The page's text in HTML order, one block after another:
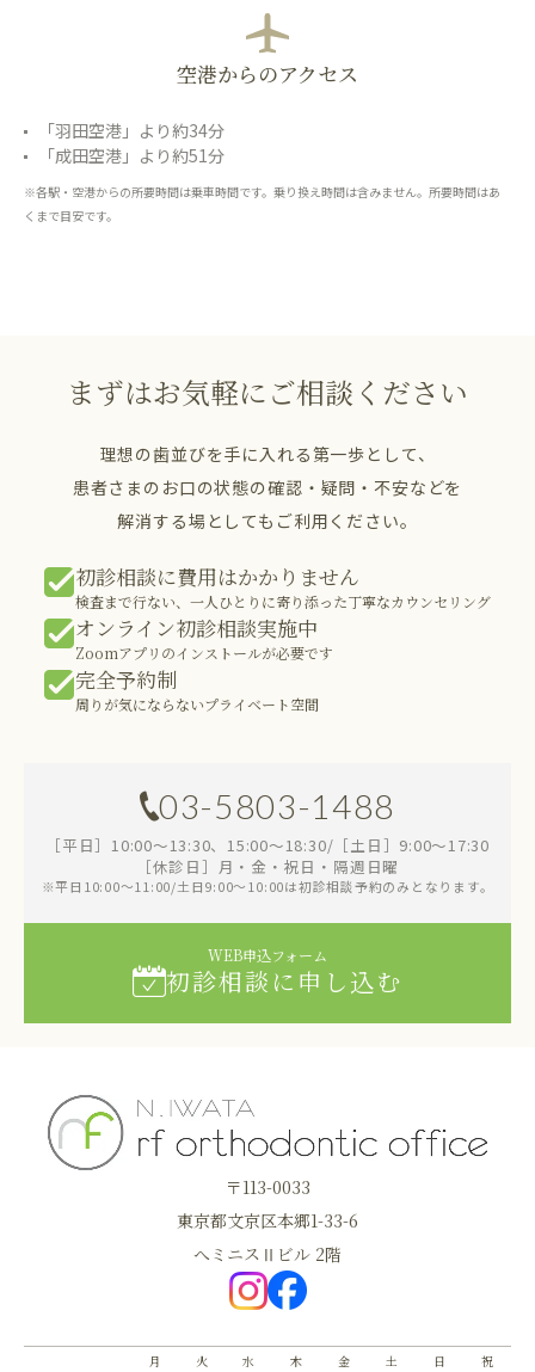
空港からのアクセス
「羽田空港」より約34分
「成田空港」より約51分
※各駅・空港からの所要時間は乗車時間です。乗り換え時間は含みません。所要時間はあ
くまで目安です。
まずはお気軽にご相談ください
理想の歯並びを手に入れる第一歩として、
患者さまのお口の状態の確認・疑問・不安などを
解消する場としてもご利用ください。
初診相談に費用はかかりません
検査まで行ない、一人ひとりに寄り添った丁寧なカウンセリング
オンライン初診相談実施中
Zoomアプリのインストールが必要です
完全予約制
周りが気にならないプライベート空間
03-5803-1488
［平日］10:00～13:30、15:00～18:30/［土日］9:00～17:30
［休診日］月・金・祝日・隔週日曜
※平日10:00～11:00/土日9:00～10:00は初診相談予約のみとなります。
WEB申込フォーム
初診相談に申し込む
〒113-0033
東京都文京区本郷1-33-6
へミニスⅡビル 2階
月 火 水 木 金 土 日 祝